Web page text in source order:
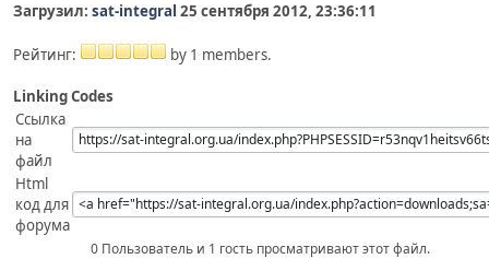
Загрузил: sat-integral 25 сентября 2012, 23:36:11
Рейтинг: by 1 members.
Linking Codes
Ссылка
на
файл
Html
код для
форума
0 Пользователь и 1 гость просматривают этот файл.